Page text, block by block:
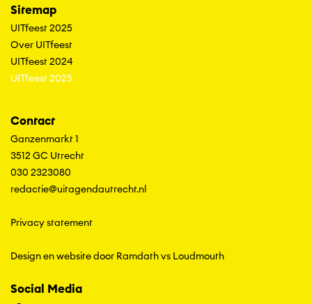
Sitemap
UITfeest 2025
Over UITfeest
UITfeest 2024
UITfeest 2025
Contact
Ganzenmarkt 1
3512 GC Utrecht
030 2323080
redactie@uitagendautrecht.nl
Privacy statement
Design en website door Ramdathvs Loudmouth
Social Media